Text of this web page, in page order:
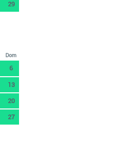
29
Dom
6
13
20
27